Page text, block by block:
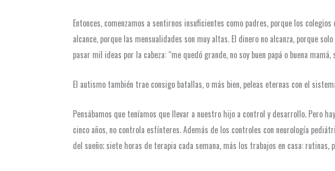
Entonces, comenzamos a sentirnos insuficientes como padres, porque los
alcance, porque las mensualidades son muy altas. El dinero no alcanza, porque
pasar mil ideas por la cabeza: “me quedó grande, no soy buen papá o buena
El autismo también trae consigo batallas, o más bien, peleas eternas con el
Pensábamos que teníamos que llevar a nuestro hijo a control y desarrollo. Pero
cinco años, no controla esfínteres. Además de los controles con neurología
del sueño; siete horas de terapia cada semana, más los trabajos en casa: